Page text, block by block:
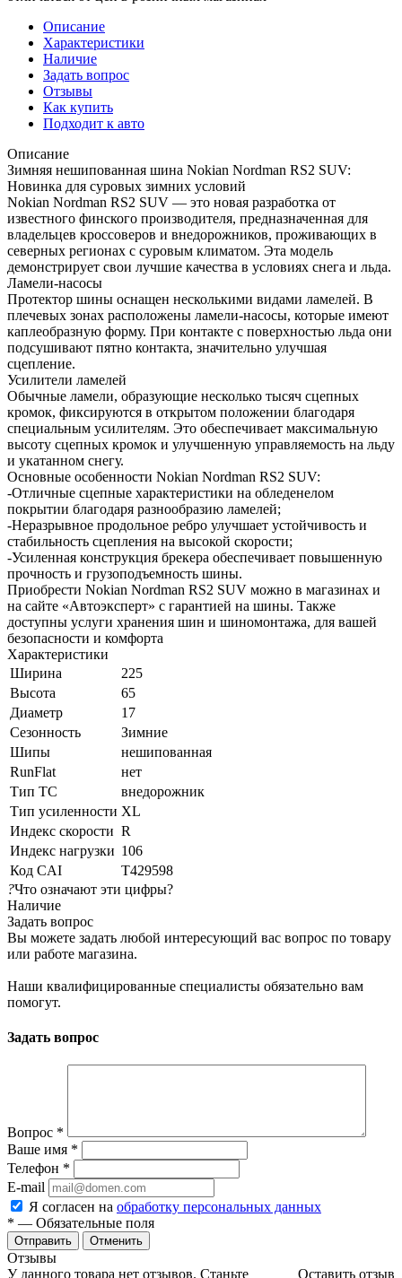
Описание
Характеристики
Наличие
Задать вопрос
Отзывы
Как купить
Подходит к авто
Описание
Зимняя нешипованная шина Nokian Nordman RS2 SUV:
Новинка для суровых зимних условий
Nokian Nordman RS2 SUV — это новая разработка от
известного финского производителя, предназначенная для
владельцев кроссоверов и внедорожников, проживающих в
северных регионах с суровым климатом. Эта модель
демонстрирует свои лучшие качества в условиях снега и льда.
Ламели-насосы
Протектор шины оснащен несколькими видами ламелей. В
плечевых зонах расположены ламели-насосы, которые имеют
каплеобразную форму. При контакте с поверхностью льда они
подсушивают пятно контакта, значительно улучшая
сцепление.
Усилители ламелей
Обычные ламели, образующие несколько тысяч сцепных
кромок, фиксируются в открытом положении благодаря
специальным усилителям. Это обеспечивает максимальную
высоту сцепных кромок и улучшенную управляемость на льду
и укатанном снегу.
Основные особенности Nokian Nordman RS2 SUV:
-Отличные сцепные характеристики на обледенелом
покрытии благодаря разнообразию ламелей;
-Неразрывное продольное ребро улучшает устойчивость и
стабильность сцепления на высокой скорости;
-Усиленная конструкция брекера обеспечивает повышенную
прочность и грузоподъемность шины.
Приобрести Nokian Nordman RS2 SUV можно в магазинах и
на сайте «Автоэксперт» с гарантией на шины. Также
доступны услуги хранения шин и шиномонтажа, для вашей
безопасности и комфорта
Характеристики
Ширина
225
Высота
65
Диаметр
17
Сезонность
Зимние
Шипы
нешипованная
RunFlat
нет
Тип ТС
внедорожник
Тип усиленности XL
Индекс скорости R
Индекс нагрузки 106
Код CAI
T429598
?Что означают эти цифры?
Наличие
Задать вопрос
Вы можете задать любой интересующий вас вопрос по товару
или работе магазина.
Наши квалифицированные специалисты обязательно вам
помогут.
Задать вопрос
Вопрос *
Ваше имя *
Телефон *
E-mail
Я согласен на обработку персональных данных
* — Обязательные поля
Отменить
Отзывы
Оставить отзыв
У данного товара нет отзывов. Станьте